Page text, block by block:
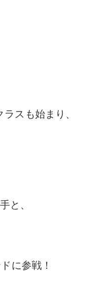
スも始まり、
と、
に参戦！